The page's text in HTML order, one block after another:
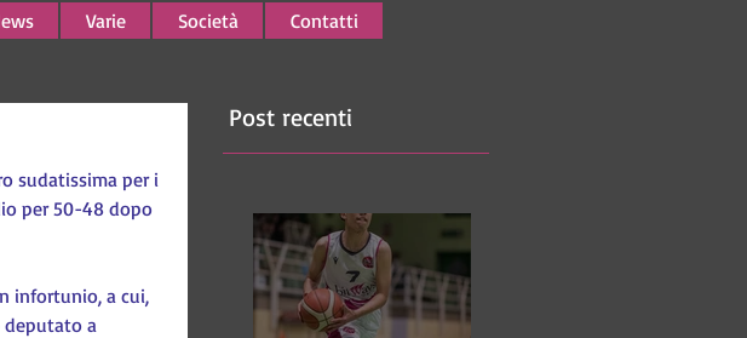
Varie Società Contatti
sudatissima per i
per 50-48 dopo
infortunio, a cui,
deputato a
Post recenti